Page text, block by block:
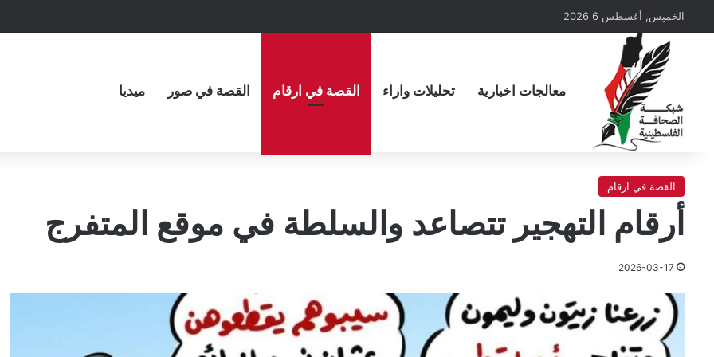
الخميس, أغسطس 6 2026
معالجات اخبارية تحليلات واراء القصة في ارقام القصة في صور ميديا
القصة في ارقام
أرقام التهجير تتصاعد والسلطة في موقع المتفرج
2026-03-17